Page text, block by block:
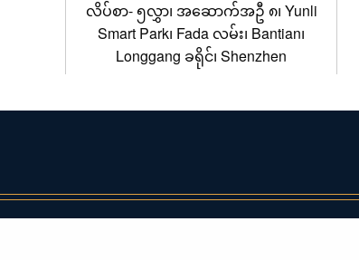
လိပ်စာ- ၅လွှာ၊ အဆောက်အဦ ၈၊ Yunli
Smart Park၊ Fada လမ်း၊ Bantian၊
Longgang ခရိုင်၊ Shenzhen